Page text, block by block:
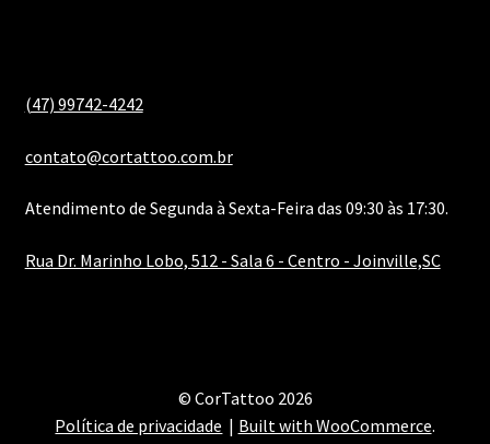
(47) 99742-4242
contato@cortattoo.com.br
Atendimento de Segunda à Sexta-Feira das 09:30 às 17:30.
Rua Dr. Marinho Lobo, 512 - Sala 6 - Centro - Joinville,SC
© CorTattoo 2026
Política de privacidade
Built with WooCommerce.